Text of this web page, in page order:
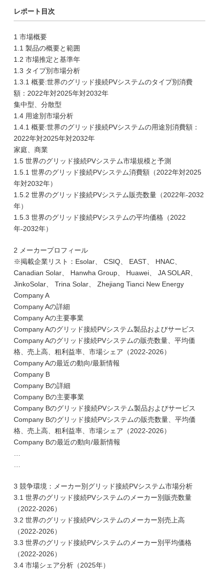
レポート目次
1 市場概要
1.1 製品の概要と範囲
1.2 市場推定と基準年
1.3 タイプ別市場分析
1.3.1 概要:世界のグリッド接続PVシステムのタイプ別消費
額：2022年対2025年対2032年
集中型、分散型
1.4 用途別市場分析
1.4.1 概要:世界のグリッド接続PVシステムの用途別消費額：
2022年対2025年対2032年
家庭、商業
1.5 世界のグリッド接続PVシステム市場規模と予測
1.5.1 世界のグリッド接続PVシステム消費額（2022年対2025
年対2032年）
1.5.2 世界のグリッド接続PVシステム販売数量（2022年-2032
年）
1.5.3 世界のグリッド接続PVシステムの平均価格（2022
年-2032年）
2 メーカープロフィール
※掲載企業リスト：Esolar、 CSIQ、 EAST、 HNAC、
Canadian Solar、 Hanwha Group、 Huawei、 JA SOLAR、
JinkoSolar、 Trina Solar、 Zhejiang Tianci New Energy
Company A
Company Aの詳細
Company Aの主要事業
Company Aのグリッド接続PVシステム製品およびサービス
Company Aのグリッド接続PVシステムの販売数量、平均価
格、売上高、粗利益率、市場シェア（2022-2026）
Company Aの最近の動向/最新情報
Company B
Company Bの詳細
Company Bの主要事業
Company Bのグリッド接続PVシステム製品およびサービス
Company Bのグリッド接続PVシステムの販売数量、平均価
格、売上高、粗利益率、市場シェア（2022-2026）
Company Bの最近の動向/最新情報
3 競争環境：メーカー別グリッド接続PVシステム市場分析
3.1 世界のグリッド接続PVシステムのメーカー別販売数量
（2022-2026）
3.2 世界のグリッド接続PVシステムのメーカー別売上高
（2022-2026）
3.3 世界のグリッド接続PVシステムのメーカー別平均価格
（2022-2026）
3.4 市場シェア分析（2025年）